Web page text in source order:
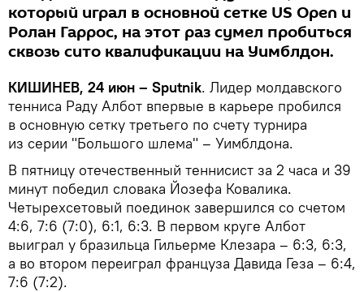
который играл в основной сетке US Open и
Ролан Гаррос, на этот раз сумел пробиться
сквозь сито квалификации на Уимблдон.
КИШИНЕВ, 24 июн – Sputnik. Лидер молдавского
тенниса Раду Албот впервые в карьере пробился
в основную сетку третьего по счету турнира
из серии "Большого шлема" – Уимблдона.
В пятницу отечественный теннисист за 2 часа и 39
минут победил словака Йозефа Ковалика.
Четырехсетовый поединок завершился со счетом
4:6, 7:6 (7:0), 6:1, 6:3. В первом круге Албот
выиграл у бразильца Гильерме Клезара – 6:3, 6:3,
а во втором переиграл француза Давида Геза – 6:4,
7:6 (7:2).